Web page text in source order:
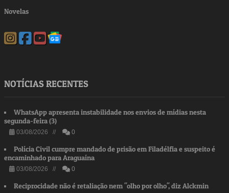
Novelas
NOTÍCIAS RECENTES
WhatsApp apresenta instabilidade nos envios de mídias nesta
segunda-feira (3)
03/08/2026 // 0
Polícia Civil cumpre mandado de prisão em Filadélfia e suspeito é
encaminhado para Araguaína
03/08/2026 // 0
Reciprocidade não é retaliação nem "olho por olho", diz Alckmin